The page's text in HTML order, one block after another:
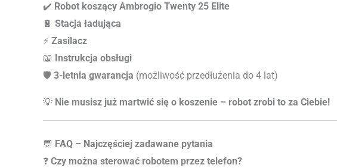
✔️ Robot koszący Ambrogio Twenty 25 Elite
🔋 Stacja ładująca
⚡ Zasilacz
📖 Instrukcja obsługi
🛡️ 3-letnia gwarancja (możliwość przedłużenia do 4 lat)
💡 Nie musisz już martwić się o koszenie – robot zrobi to za Ciebie!
💬 FAQ – Najczęściej zadawane pytania
❓ Czy można sterować robotem przez telefon?